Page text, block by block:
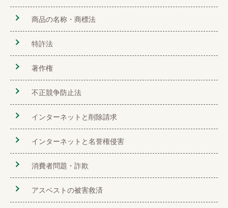
商品の名称・商標法
特許法
著作権
不正競争防止法
インターネットと削除請求
インターネットと名誉権侵害
消費者問題・詐欺
アスベストの被害救済